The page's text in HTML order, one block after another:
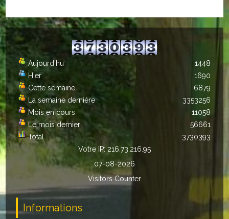
ENTREPRISES
L'agriculture
Capitale du chrysanthème
Nos entreprises
Industries
Transports
Commerces
Garages
Aujourd'hu
Hier
Cette semaine
La semaine dernière
Mois en cours
Le mois dernier
Total
1448
1690
6879
3353256
11058
56661
3730393
Votre IP: 216.73.216.95
07-08-2026
Visitors Counter
Informations